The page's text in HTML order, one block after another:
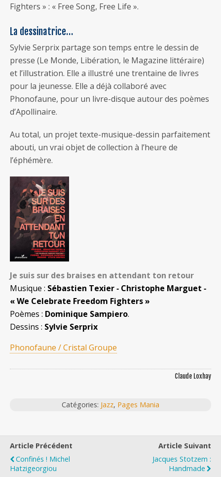
Fighters » : « Free Song, Free Life ».
La dessinatrice…
Sylvie Serprix partage son temps entre le dessin de
presse (Le Monde, Libération, le Magazine littéraire)
et l’illustration. Elle a illustré une trentaine de livres
pour la jeunesse. Elle a déjà collaboré avec
Phonofaune, pour un livre-disque autour des poèmes
d’Apollinaire.
Au total, un projet texte-musique-dessin parfaitement
abouti, un vrai objet de collection à l’heure de
l’éphémère.
Je suis sur des braises en attendant ton retour
Musique : Sébastien Texier ‐ Christophe Marguet ‐
« We Celebrate Freedom Fighters »
Poèmes : Dominique Sampiero.
Dessins : Sylvie Serprix
Phonofaune / Cristal Groupe
Claude Loxhay
Catégories: Jazz, Pages Mania
Article Précédent
Confinés ! Michel
Hatzigeorgiou
Article Suivant
Jacques Stotzem :
Handmade